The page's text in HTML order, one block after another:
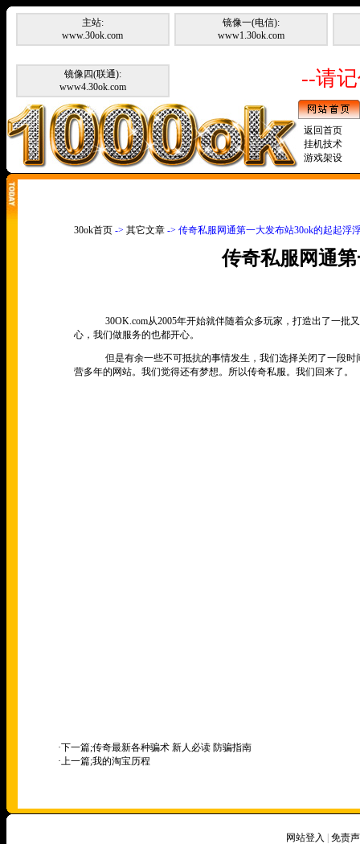
主站:
www.30ok.com
镜像一(电信):
www1.30ok.com
镜像四(联通):
www4.30ok.com
--请
返回首页
挂机技术
游戏架设
30ok首页 -> 其它文章 -> 传奇私服网通第一大发布站30ok的起起浮
传奇私服网通
30OK.com从2005年开始就伴随着众多玩家，打造出了一批又
心，我们做服务的也都开心。
但是有余一些不可抵抗的事情发生，我们选择关闭了一段时间
营多年的网站。我们觉得还有梦想。所以传奇私服。我们回来了。
·下一篇;传奇最新各种骗术 新人必读 防骗指南
·上一篇;我的淘宝历程
网站登入
免责